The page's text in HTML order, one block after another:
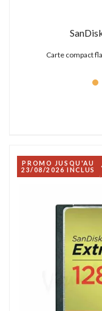
Carte compact
PROMO JUSQU'AU
23/08/2026 INCLUS